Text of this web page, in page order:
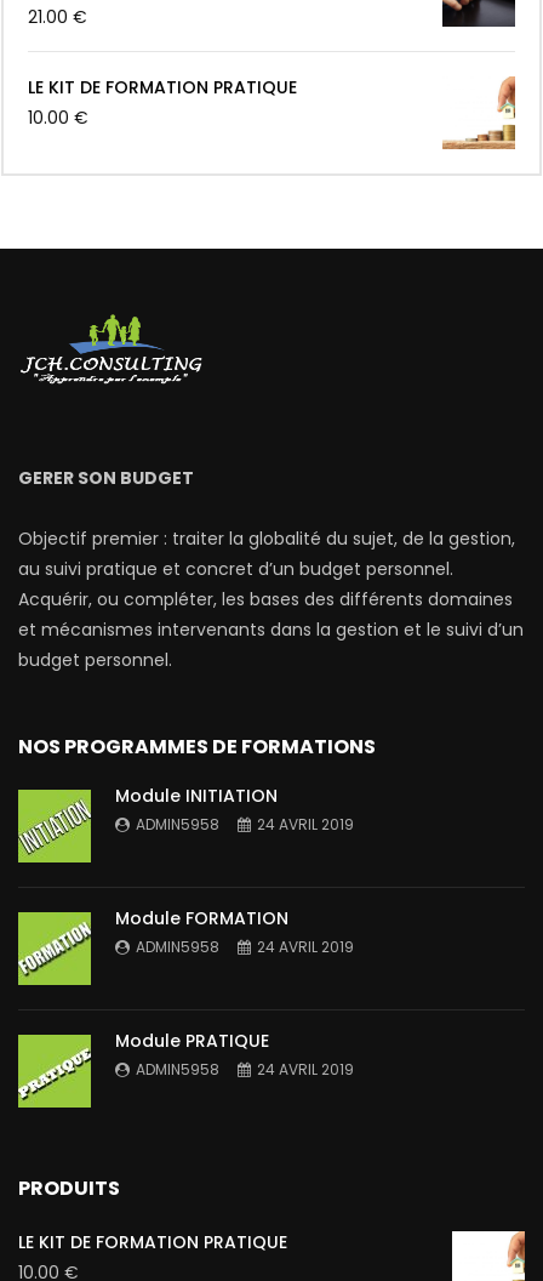
21.00 €
LE KIT DE FORMATION PRATIQUE
10.00 €
GERER SON BUDGET
Objectif premier : traiter la globalité du sujet, de la gestion,
au suivi pratique et concret d’un budget personnel.
Acquérir, ou compléter, les bases des différents domaines
et mécanismes intervenants dans la gestion et le suivi d’un
budget personnel.
NOS PROGRAMMES DE FORMATIONS
Module INITIATION
ADMIN5958 24 AVRIL 2019
Module FORMATION
ADMIN5958 24 AVRIL 2019
Module PRATIQUE
ADMIN5958 24 AVRIL 2019
PRODUITS
LE KIT DE FORMATION PRATIQUE
10.00 €